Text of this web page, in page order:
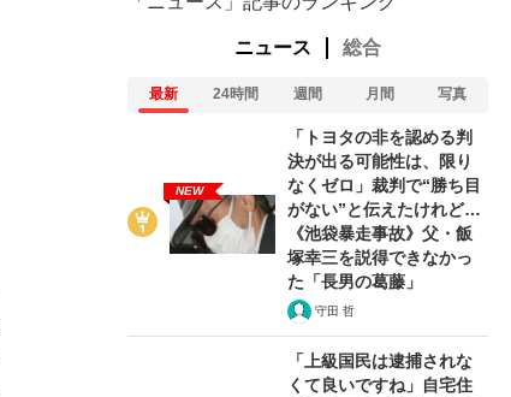
ニュース 総合
最新 24時間 週間 月間 写真
NEW
「トヨタの非を認める判
決が出る可能性は、限り
なくゼロ」裁判で“勝ち目
がない”と伝えたけれど…
《池袋暴走事故》父・飯
塚幸三を説得できなかっ
た「長男の葛藤」
守田 哲
「上級国民は逮捕されな
くて良いですね」自宅住